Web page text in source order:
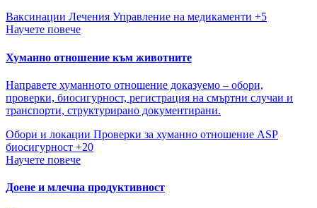
Ваксинации Лечения Управление на медикаменти +5
Научете повече
Хуманно отношение към животните
Направете хуманното отношение доказуемо – обори,
проверки, биосигурност, регистрация на смъртни случаи и
транспорти, структурирано документирани.
Обори и локации Проверки за хуманно отношение ASP
биосигурност +20
Научете повече
Доене и млечна продуктивност